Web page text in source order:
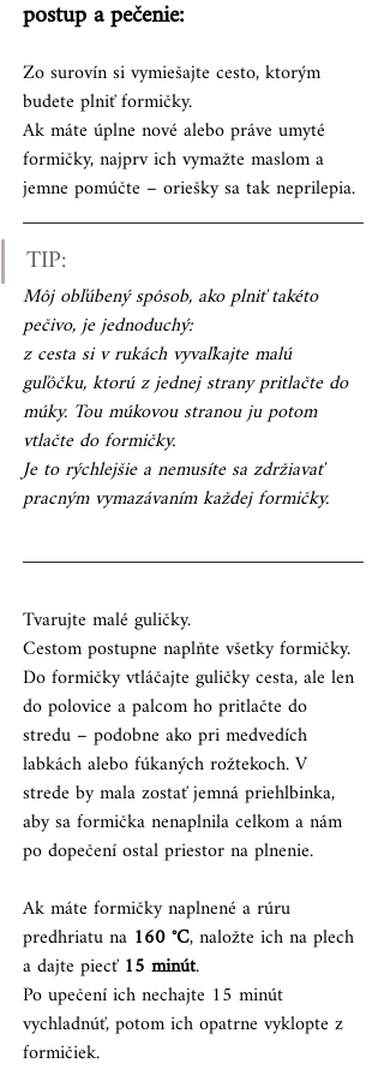
postup a pečenie:
Zo surovín si vymiešajte cesto, ktorým
budete plniť formičky.
Ak máte úplne nové alebo práve umyté
formičky, najprv ich vymažte maslom a
jemne pomúčte – oriešky sa tak neprilepia.
TIP:
Môj obľúbený spôsob, ako plniť takéto
pečivo, je jednoduchý:
z cesta si v rukách vyvaľkajte malú
guľôčku, ktorú z jednej strany pritlačte do
múky. Tou múkovou stranou ju potom
vtlačte do formičky.
Je to rýchlejšie a nemusíte sa zdržiavať
pracným vymazávaním každej formičky.
Tvarujte malé guličky.
Cestom postupne naplňte všetky formičky.
Do formičky vtláčajte guličky cesta, ale len
do polovice a palcom ho pritlačte do
stredu – podobne ako pri medvedích
labkách alebo fúkaných rožtekoch. V
strede by mala zostať jemná priehlbinka,
aby sa formička nenaplnila celkom a nám
po dopečení ostal priestor na plnenie.
Ak máte formičky naplnené a rúru
predhriatu na 160 °C, naložte ich na plech
a dajte piecť 15 minút.
Po upečení ich nechajte 15 minút
vychladnúť, potom ich opatrne vyklopte z
formičiek.